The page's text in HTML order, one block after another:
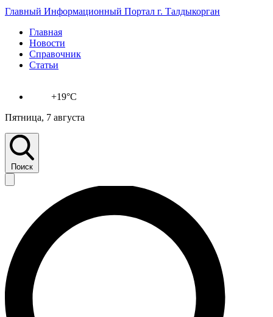
Главный Информационный Портал г. Талдыкорган
Главная
Новости
Справочник
Статьи
+19°C
Пятница, 7 августа
Поиск